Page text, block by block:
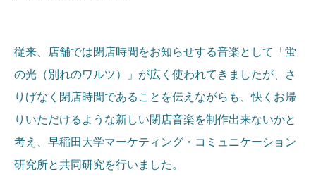
従来、店舗では閉店時間をお知らせする音楽として「蛍
の光（別れのワルツ）」が広く使われてきましたが、さ
りげなく閉店時間であることを伝えながらも、快くお帰
りいただけるような新しい閉店音楽を制作出来ないかと
考え、早稲田大学マーケティング・コミュニケーション
研究所と共同研究を行いました。